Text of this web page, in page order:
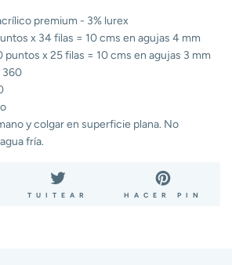
premium - 3% lurex
x 34 filas = 10 cms en agujas 4 mm
x 25 filas = 10 cms en agujas 3 mm
360
y colgar en superficie plana. No
fría.
TUITEAR
TUITEARHACER PIN